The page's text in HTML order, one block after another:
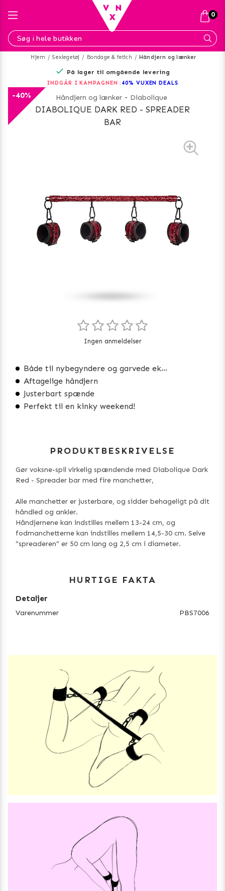
Hjem Sexlegetøj Bondage & fetich Håndjern og lænker
På lager til omgående levering
INDGÅR I KAMPAGNEN : 40% VUXEN DEALS
-40% Håndjern og lænker - Diabolique
DIABOLIQUE DARK RED - SPREADER
BAR
Både til nybegyndere og garvede eksperter
Aftagelige håndjern
Justerbart spænde
Perfekt til en kinky weekend!
Ingen anmeldelser
PRODUKTBESKRIVELSE
Gør voksne-spil virkelig spændende med Diabolique Dark
Red - Spreader bar med fire manchetter,
Alle manchetter er justerbare, og sidder behageligt på dit
håndled og ankler.
Håndjernene kan indstilles mellem 13-24 cm, og
fodmanchetterne kan indstilles mellem 14,5-30 cm. Selve
“spreaderen” er 50 cm lang og 2,5 cm i diameter.
HURTIGE FAKTA
Detaljer
Varenummer PBS7006
0